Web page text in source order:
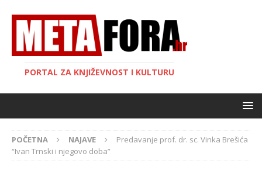
PORTAL ZA KNJIŽEVNOST I KULTURU
POČETNA NAJAVE
Predavanje prof. dr. sc. Vinka Brešića
“Ivan Trnski i njegovo doba”